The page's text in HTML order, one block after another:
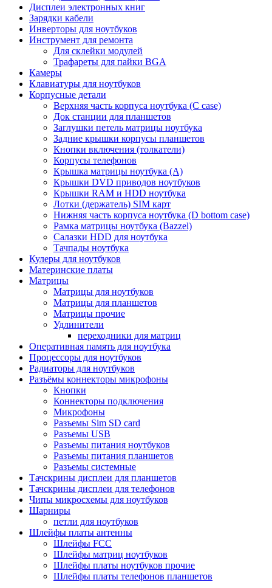
Дисплеи электронных книг
Зарядки кабели
Инверторы для ноутбуков
Инструмент для ремонта
Для склейки модулей
Трафареты для пайки BGA
Камеры
Клавиатуры для ноутбуков
Корпусные детали
Верхняя часть корпуса ноутбука (С case)
Док станции для планшетов
Заглушки петель матрицы ноутбука
Задние крышки корпусы планшетов
Кнопки включения (толкатели)
Корпусы телефонов
Крышка матрицы ноутбука (A)
Крышки DVD приводов ноутбуков
Крышки RAM и HDD ноутбука
Лотки (держатель) SIM карт
Нижняя часть корпуса ноутбука (D bottom case)
Рамка матрицы ноутбука (Bazzel)
Салазки HDD для ноутбука
Тачпады ноутбука
Кулеры для ноутбуков
Материнские платы
Матрицы
Матрицы для ноутбуков
Матрицы для планшетов
Матрицы прочие
Удлинители
переходники для матриц
Оперативная память для ноутбука
Процессоры для ноутбуков
Радиаторы для ноутбуков
Разъёмы коннекторы микрофоны
Кнопки
Коннекторы подключения
Микрофоны
Разъемы Sim SD card
Разъемы USB
Разъемы питания ноутбуков
Разъемы питания планшетов
Разъемы системные
Тачскрины дисплеи для планшетов
Тачскрины дисплеи для телефонов
Чипы микросхемы для ноутбуков
Шарниры
петли для ноутбуков
Шлейфы платы антенны
Шлейфы FCC
Шлейфы матриц ноутбуков
Шлейфы платы ноутбуков прочие
Шлейфы платы телефонов планшетов